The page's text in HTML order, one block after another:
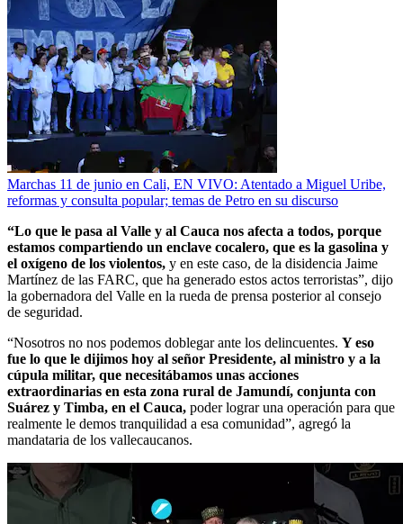
Marchas 11 de junio en Cali, EN VIVO: Atentado a Miguel Uribe,
reformas y consulta popular; temas de Petro en su discurso
“Lo que le pasa al Valle y al Cauca nos afecta a todos, porque
estamos compartiendo un enclave cocalero, que es la gasolina y
el oxígeno de los violentos, y en este caso, de la disidencia Jaime
Martínez de las FARC, que ha generado estos actos terroristas”, dijo
la gobernadora del Valle en la rueda de prensa posterior al consejo
de seguridad.
“Nosotros no nos podemos doblegar ante los delincuentes. Y eso
fue lo que le dijimos hoy al señor Presidente, al ministro y a la
cúpula militar, que necesitábamos unas acciones
extraordinarias en esta zona rural de Jamundí, conjunta con
Suárez y Timba, en el Cauca, poder lograr una operación para que
realmente le demos tranquilidad a esa comunidad”, agregó la
mandataria de los vallecaucanos.